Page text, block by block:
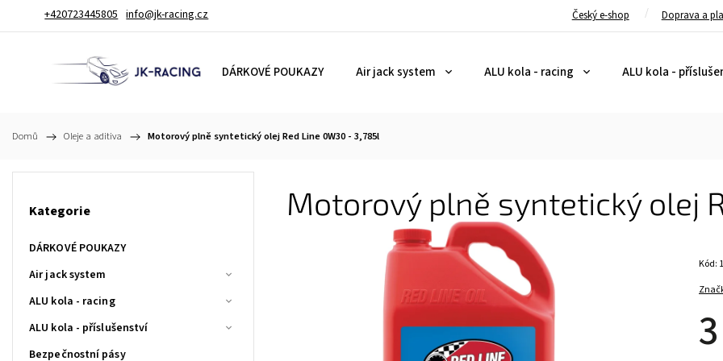
+420723445805 info@jk-racing.cz Český e-shop Doprava a
DÁRKOVÉ POUKAZY Air jack system ALU kola - racing ALU kola -
Domů / Oleje a aditiva / Motorový plně syntetický olej Red Line 0W30 - 3,785l
Kategorie
DÁRKOVÉ POUKAZY
Air jack system
ALU kola - racing
ALU kola - příslušenství
Bezpečnostní pásy
Motorový plně syntetický olej
Kód: